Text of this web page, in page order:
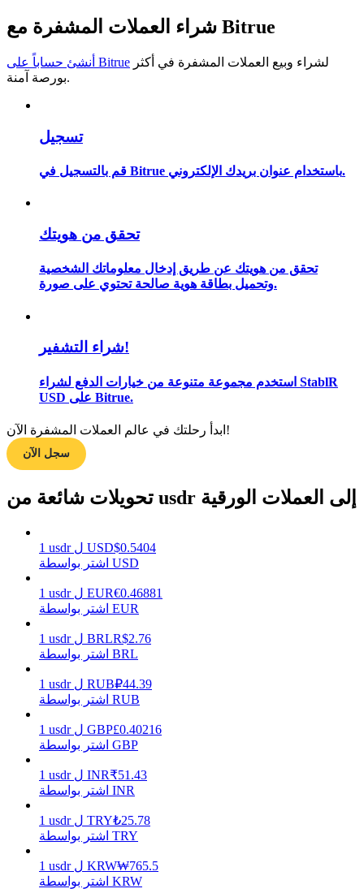
معلومة
تحليل البيانات الضخمة بما في ذلك المعلومات التجارية، وما
إلى ذلك.
مرشد
دليل المبتدئين للعقود الآجلة
استراتيجيات التداول
تعلم كيفية البقاء مربحة
يكسب
احصل على مكافآت تنافسية يوميًا
شراء العملات المشفرة مع Bitrue
أنشئ حساباً على Bitrue
بورصة آمنة.
تسجيل
قم بالتسجيل في Bitrue باستخدام عنوان بريدك الإلكتروني.
تحقق من هويتك
تحقق من هويتك عن طريق إدخال معلوماتك الشخصية
وتحميل بطاقة هوية صالحة تحتوي على صورة.
شراء التشفير!
استخدم مجموعة متنوعة من خيارات الدفع لشراء StablR
USD على Bitrue.
ابدأ رحلتك في عالم العملات المشفرة الآن!
سجل الآن
تحويلات شائعة من usdr إلى العملات الورقية
1 usdr ل USD$0.5404
اشتر بواسطة USD
1 usdr ل EUR€0.46881
اشتر بواسطة EUR
1 usdr ل BRLR$2.76
اشتر بواسطة BRL
1 usdr ل RUB₽44.39
اشتر بواسطة RUB
1 usdr ل GBP£0.40216
اشتر بواسطة GBP
1 usdr ل INR₹51.43
اشتر بواسطة INR
1 usdr ل TRY₺25.78
اشتر بواسطة TRY
1 usdr ل KRW₩765.5
اشتر بواسطة KRW